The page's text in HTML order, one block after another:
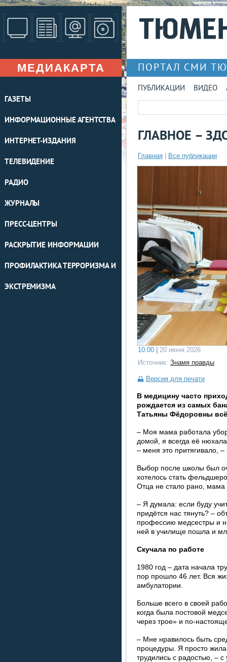
МЕДИАКАРТА
ГАЗЕТЫ
ИНФОРМАЦИОННЫЕ АГЕНТСТВА
ИНТЕРНЕТ-ИЗДАНИЯ
ТЕЛЕВИДЕНИЕ
РАДИО
ЖУРНАЛЫ
ПРЕСС-ЦЕНТРЫ
РАСКРЫТИЕ ИНФОРМАЦИИ
ПРОФИЛАКТИКА ТЕРРОРИЗМА И
ЭКСТРЕМИЗМА
ПОРТАЛ СМИ
ПУБЛИКАЦИИ ВИДЕО
ГЛАВНОЕ –
Главная Все публикации
10:00 | 20 июня 2026
Источник: Знамя правды
Версия для печати
В медицину часто
рожда­ется из самых
Татьяны Фёдоровны всё
– Моя мама работала
домой, я всегда её
– меня это притягивало,
Выбор после школы был
хо­телось стать
Отца не стало рано,
– Я думала: если буду
придётся нас тянуть? –
профессию мед­сестры и
ней в училище пошла и
Скучала по работе
1980 год – дата начала
пор прошло 46 лет. Вся
амбулатории.
Больше всего в своей
когда была постовой
через трое» и по-
– Мне нравилось быть
процедуры. Я просто
трудились с радо­стью, –